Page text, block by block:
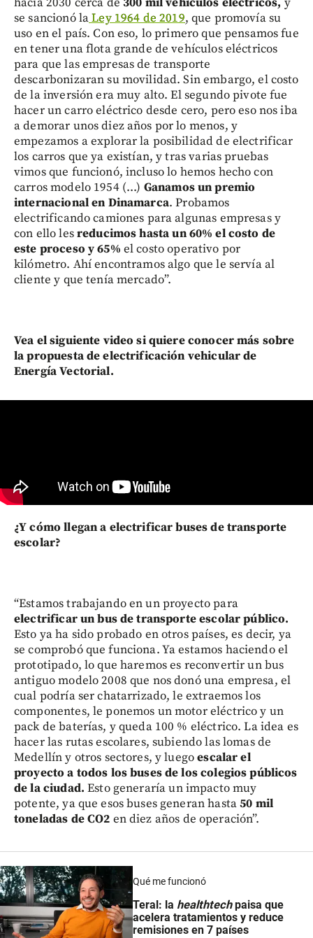
se sancionó laLey 1964 de 2019, que promovía su
uso en el país. Con eso, lo primero que pensamos fue
en tener una flota grande de vehículos eléctricos
para que las empresas de transporte
descarbonizaran su movilidad. Sin embargo, el costo
de la inversión era muy alto. El segundo pivote fue
hacer un carro eléctrico desde cero, pero eso nos iba
a demorar unos diez años por lo menos, y
empezamos a explorar la posibilidad de electrificar
los carros que ya existían, y tras varias pruebas
vimos que funcionó, incluso lo hemos hecho con
carros modelo 1954 (...) Ganamos un premio
internacional en Dinamarca. Probamos
electrificando camiones para algunas empresas y
con ello lesreducimos hasta un 60% el costo de
este proceso y 65% el costo operativo por
kilómetro. Ahí encontramos algo que le servía al
cliente y que tenía mercado”.
Vea el siguiente video si quiere conocer más sobre
la propuesta de electrificación vehicular de
Energía Vectorial.
¿Y cómo llegan a electrificar buses de transporte
escolar?
“Estamos trabajando en un proyecto para
electrificar un bus de transporte escolar público.
Esto ya ha sido probado en otros países, es decir, ya
se comprobó que funciona. Ya estamos haciendo el
prototipado, lo que haremos es reconvertir un bus
antiguo modelo 2008 que nos donó una empresa, el
cual podría ser chatarrizado, le extraemos los
componentes, le ponemos un motor eléctrico y un
pack de baterías, y queda 100 % eléctrico. La idea es
hacer las rutas escolares, subiendo las lomas de
Medellín y otros sectores, y luegoescalar el
proyecto a todos los buses de los colegios públicos
de la ciudad.Esto generaría un impacto muy
potente, ya que esos buses generan hasta50 mil
toneladas de CO2 en diez años de operación”.
Qué me funcionó
Teral: la healthtechpaisa que
acelera tratamientos y reduce
remisiones en 7 países